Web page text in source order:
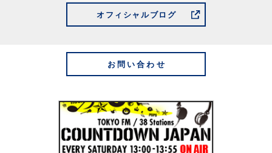
オフィシャルブログ
お問い合わせ